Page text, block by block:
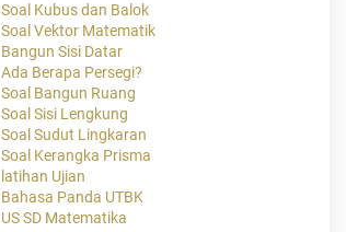
Soal Kubus dan Balok
Soal Vektor Matematik
Bangun Sisi Datar
Ada Berapa Persegi?
Soal Bangun Ruang
Soal Sisi Lengkung
Soal Sudut Lingkaran
Soal Kerangka Prisma
latihan Ujian
Bahasa Panda UTBK
US SD Matematika